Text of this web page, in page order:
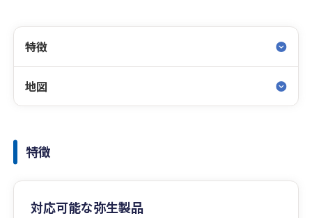
特徴
地図
特徴
対応可能な弥生製品